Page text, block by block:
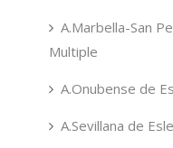
A.Marbella-San
Multiple
A.Onubense de
A.Sevillana de